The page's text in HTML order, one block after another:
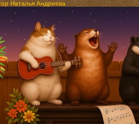
Наталья Андреева